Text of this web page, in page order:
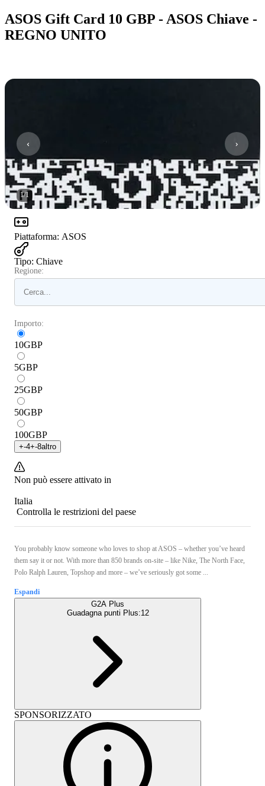
ASOS Gift Card 10 GBP - ASOS Chiave -
REGNO UNITO
1/1
Piattaforma: ASOS
Tipo: Chiave
Regione:
Importo:
10GBP
5GBP
25GBP
50GBP
100GBP
+-4+-8altro
Non può essere attivato in
Italia
Controlla le restrizioni del paese
You probably know someone who loves to shop at ASOS – whether you’ve heard
them say it or not. With more than 850 brands on-site – like Nike, The North Face,
Polo Ralph Lauren, Topshop and more – we’ve seriously got some ...
Espandi
G2A Plus
Guadagna punti Plus:12
SPONSORIZZATO